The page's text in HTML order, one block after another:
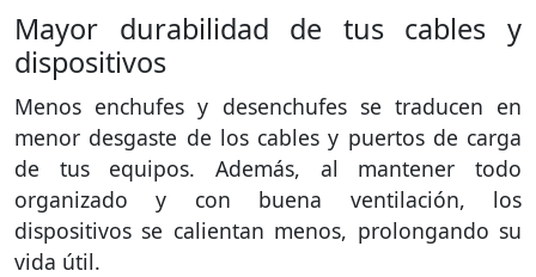
Mayor durabilidad de tus cables y
dispositivos
Menos enchufes y desenchufes se traducen en
menor desgaste de los cables y puertos de carga
de tus equipos. Además, al mantener todo
organizado y con buena ventilación, los
dispositivos se calientan menos, prolongando su
vida útil.